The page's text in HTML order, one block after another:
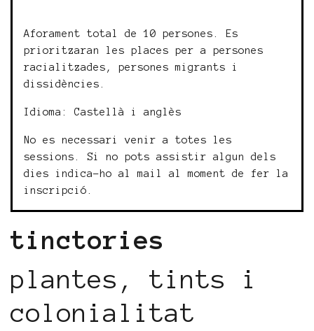
Aforament total de 10 persones. Es
prioritzaran les places per a persones
racialitzades, persones migrants i
dissidències.
Idioma: Castellà i anglès
No es necessari venir a totes les
sessions. Si no pots assistir algun dels
dies indica-ho al mail al moment de fer la
inscripció.
tinctories
plantes, tints i
colonialitat